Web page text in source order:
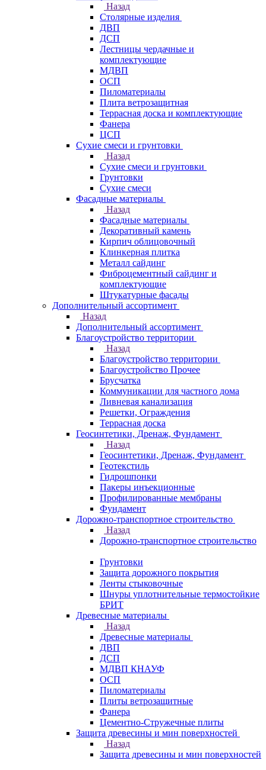
Назад
Столярные изделия
ДВП
ДСП
Лестницы чердачные и
комплектующие
МДВП
ОСП
Пиломатериалы
Плита ветрозащитная
Террасная доска и комплектующие
Фанера
ЦСП
Сухие смеси и грунтовки
Назад
Сухие смеси и грунтовки
Грунтовки
Сухие смеси
Фасадные материалы
Назад
Фасадные материалы
Декоративный камень
Кирпич облицовочный
Клинкерная плитка
Металл сайдинг
Фиброцементный сайдинг и
комплектующие
Штукатурные фасады
Дополнительный ассортимент
Назад
Дополнительный ассортимент
Благоустройство территории
Назад
Благоустройство территории
Благоустройство Прочее
Брусчатка
Коммуникации для частного дома
Ливневая канализация
Решетки, Ограждения
Террасная доска
Геосинтетики, Дренаж, Фундамент
Назад
Геосинтетики, Дренаж, Фундамент
Геотекстиль
Гидрошпонки
Пакеры инъекционные
Профилированные мембраны
Фундамент
Дорожно-транспортное строительство
Назад
Дорожно-транспортное строительство
Грунтовки
Защита дорожного покрытия
Ленты стыковочные
Шнуры уплотнительные термостойкие
БРИТ
Древесные материалы
Назад
Древесные материалы
ДВП
ДСП
МДВП КНАУФ
ОСП
Пиломатериалы
Плиты ветрозащитные
Фанера
Цементно-Стружечные плиты
Защита древесины и мин поверхностей
Назад
Защита древесины и мин поверхностей